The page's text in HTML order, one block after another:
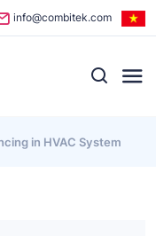
info@combitek.com
in HVAC System